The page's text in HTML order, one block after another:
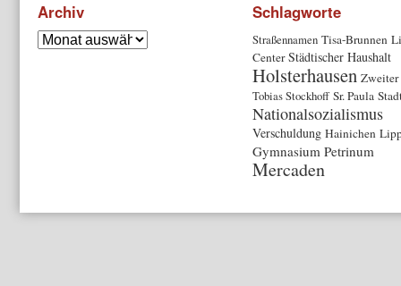
Archiv Schlagworte
Straßennamen Tisa-Brunnen
Center Städtischer Haushalt
Holsterhausen
Tobias Stockhoff Sr. Paula
Nationalsozialismus
Verschuldung Hainichen
Gymnasium Petrinum
Mercaden